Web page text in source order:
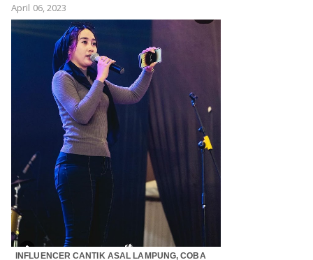
April 06, 2023
INFLUENCER CANTIK ASAL LAMPUNG, COBA